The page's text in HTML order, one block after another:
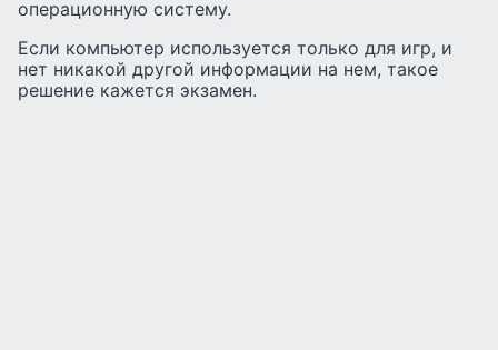
операционную систему.
Если компьютер используется только для игр, и
нет никакой другой информации на нем, такое
решение кажется экзамен.